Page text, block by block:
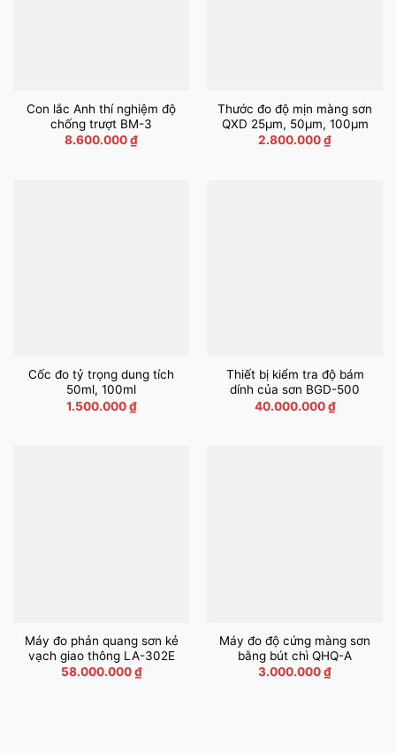
Con lắc Anh thí nghiệm độ
chống trượt BM-3
8.600.000₫
Thước đo độ mịn màng sơn
QXD 25µm, 50µm, 100µm
2.800.000₫
Cốc đo tỷ trọng dung tích
50ml, 100ml
1.500.000₫
Thiết bị kiểm tra độ bám
dính của sơn BGD-500
40.000.000₫
Máy đo phản quang sơn kẻ
vạch giao thông LA-302E
58.000.000₫
Máy đo độ cứng màng sơn
bằng bút chì QHQ-A
3.000.000₫